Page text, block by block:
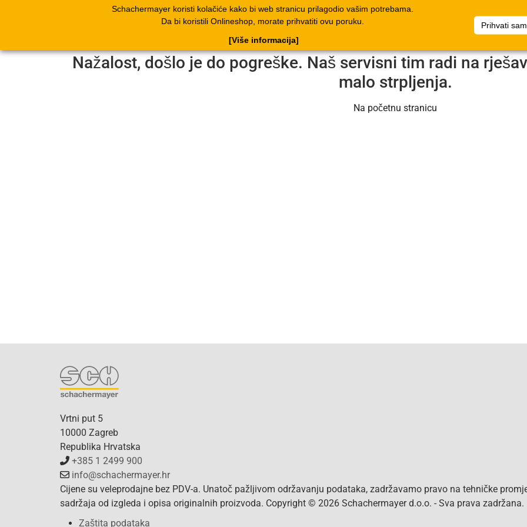
Schachermayer koristi kolačiće kako bi web stranicu prilagodio vašim potrebama.
Da bi koristili Onlineshop, morate prihvatiti ovu poruku.
Prihvati
[Više informacija]
Proizvodi Katalog Dokumenti Poduzeće Popis artikala Dokumenti
Nažalost, došlo je do pogreške. Naš servisni tim radi na
malo strpljenja.
Na početnu stranicu
Vrtni put 5
10000 Zagreb
Republika Hrvatska
+385 1 2499 900
info@schachermayer.hr
Cijene su veleprodajne bez PDV-a. Unatoč pažljivom održavanju podataka, zadržavamo pravo na tehničke
sadržaja od izgleda i opisa originalnih proizvoda. Copyright © 2026 Schachermayer d.o.o. - Sva prava zadržana.
Zaštita podataka